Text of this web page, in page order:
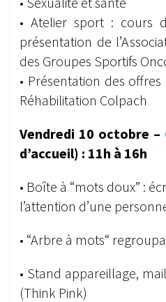
• Atelier sport : cours
présentation de
des Groupes Sportifs
• Présentation des
Réhabilitation Colpach
Vendredi 10 octobre –
d’accueil) : 11h à 16h
• Boîte à “mots doux” :
l’attention d’une
• “Arbre à mots“
• Stand appareillage,
(Think Pink)